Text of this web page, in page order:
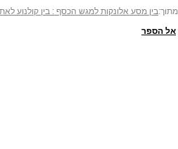
מתוך:בין מסע אלונקות למגש הכסף : בין קולנוע
אל הספר